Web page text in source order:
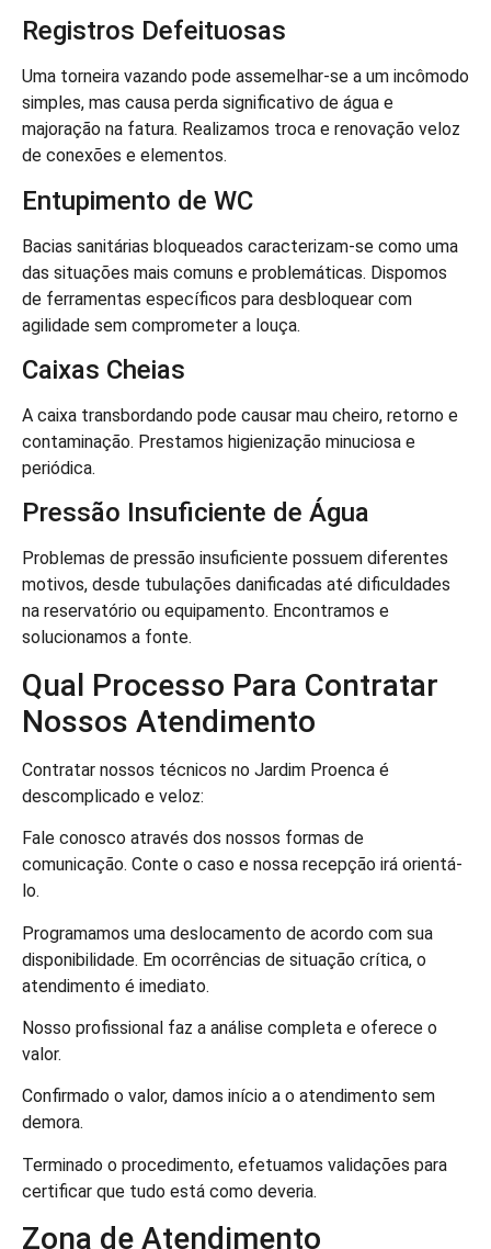
Registros Defeituosas
Uma torneira vazando pode assemelhar-se a um incômodo
simples, mas causa perda significativo de água e
majoração na fatura. Realizamos troca e renovação veloz
de conexões e elementos.
Entupimento de WC
Bacias sanitárias bloqueados caracterizam-se como uma
das situações mais comuns e problemáticas. Dispomos
de ferramentas específicos para desbloquear com
agilidade sem comprometer a louça.
Caixas Cheias
A caixa transbordando pode causar mau cheiro, retorno e
contaminação. Prestamos higienização minuciosa e
periódica.
Pressão Insuficiente de Água
Problemas de pressão insuficiente possuem diferentes
motivos, desde tubulações danificadas até dificuldades
na reservatório ou equipamento. Encontramos e
solucionamos a fonte.
Qual Processo Para Contratar
Nossos Atendimento
Contratar nossos técnicos no Jardim Proenca é
descomplicado e veloz:
Fale conosco através dos nossos formas de
comunicação. Conte o caso e nossa recepção irá orientá-
lo.
Programamos uma deslocamento de acordo com sua
disponibilidade. Em ocorrências de situação crítica, o
atendimento é imediato.
Nosso profissional faz a análise completa e oferece o
valor.
Confirmado o valor, damos início a o atendimento sem
demora.
Terminado o procedimento, efetuamos validações para
certificar que tudo está como deveria.
Zona de Atendimento